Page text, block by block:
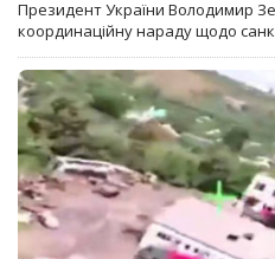
Президент України Володимир
координаційну нараду щодо